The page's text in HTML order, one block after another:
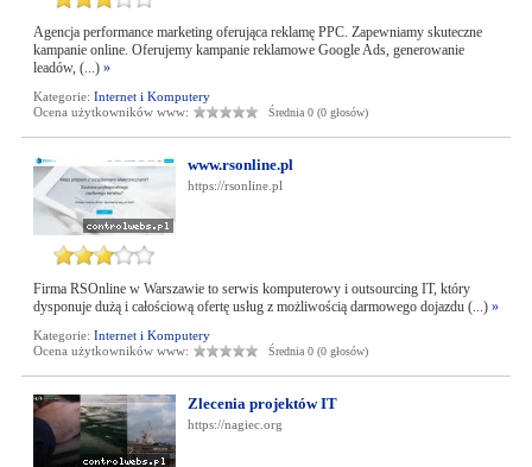
Agencja performance marketing oferująca reklamę PPC. Zapewniamy skuteczne
kampanie online. Oferujemy kampanie reklamowe Google Ads, generowanie
leadów, (...) »
Kategorie: Internet i Komputery
Ocena użytkowników www:
Średnia 0 (0 głosów)
www.rsonline.pl
https://rsonline.pl
Firma RSOnline w Warszawie to serwis komputerowy i outsourcing IT, który
dysponuje dużą i całościową ofertę usług z możliwością darmowego dojazdu (...) »
Kategorie: Internet i Komputery
Ocena użytkowników www:
Średnia 0 (0 głosów)
Zlecenia projektów IT
https://nagiec.org